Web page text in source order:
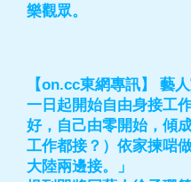
樂觀眾。
【on.cc東網專訊】 藝
一日起開始自由身接工
好，自己由零開始，傾
工作都接？）依家揀啱
大陸兩邊接。」